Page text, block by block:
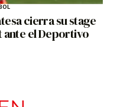
cierra su stage
ante el Deportivo